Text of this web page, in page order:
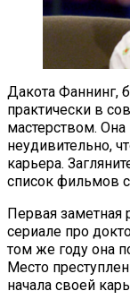
Дакота Фаннинг,
практически в
мастерством.
неудивительно,
карьера.
список фильмов с
Первая
сериале про
том же году она
Место
начала своей